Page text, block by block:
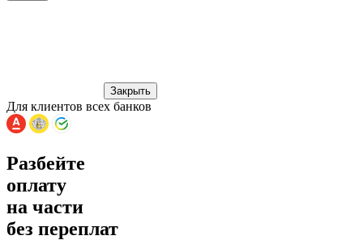
Закрыть
Для клиентов всех банков
Разбейте
оплату
на части
без переплат